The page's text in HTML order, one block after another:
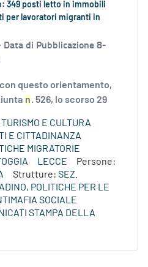
349 posti letto in immobili
per lavoratori migranti in
Data di Pubblicazione 8-
questo orientamento,
n. 526, lo scorso 29
TURISMO E CULTURA
E CITTADINANZA
MIGRATORIE
LECCE
Persone:
Strutture: SEZ.
POLITICHE PER LE
SOCIALE
STAMPA DELLA